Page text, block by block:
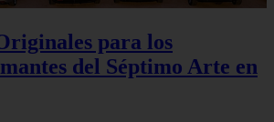
para los
del Séptimo Arte en